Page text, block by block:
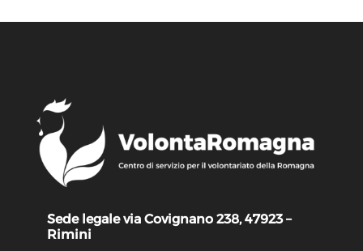
Sede legale via Covignano 238, 47923 –
Rimini